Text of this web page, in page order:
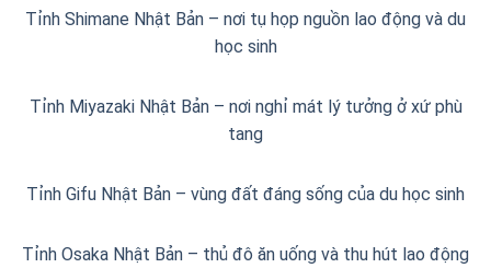
Tỉnh Shimane Nhật Bản – nơi tụ họp nguồn lao động và du
học sinh
Tỉnh Miyazaki Nhật Bản – nơi nghỉ mát lý tưởng ở xứ phù
tang
Tỉnh Gifu Nhật Bản – vùng đất đáng sống của du học sinh
Tỉnh Osaka Nhật Bản – thủ đô ăn uống và thu hút lao động